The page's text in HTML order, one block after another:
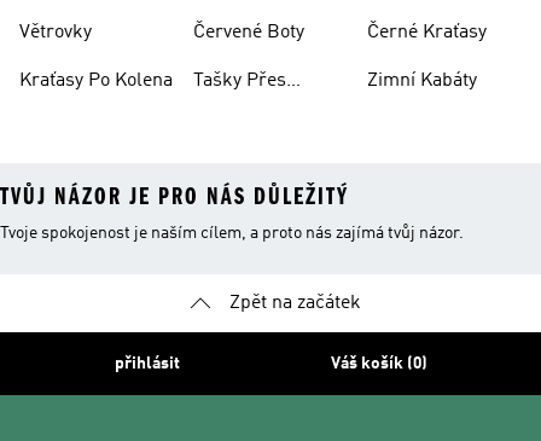
Větrovky
Kraťasy Po Kolena
Červené Boty
Tašky Přes
Černé Kraťasy
Zimní Kabáty
TVŮJ NÁZOR JE PRO NÁS DŮLEŽITÝ
Tvoje spokojenost je naším cílem, a proto nás zajímá tvůj názor.
Zpět na začátek
přihlásit Váš košík (0)